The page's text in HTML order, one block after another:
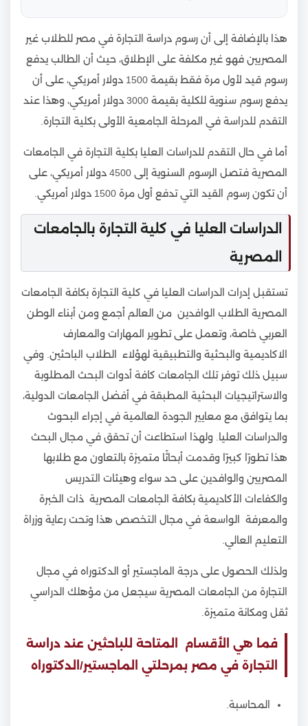
هذا بالإضافة إلى أن رسوم دراسة التجارة في مصر للطلاب غير
المصريين فهو غير مكلفة على الإطلاق، حيث أن الطالب يدفع
رسوم قيد لأول مرة فقط بقيمة 1500 دولار أمريكي، على أن
يدفع رسوم سنوية للكلية بقيمة 3000 دولار أمريكي، وهذا عند
التقدم للدراسة في المرحلة الجامعية الأولى بكلية التجارة.
أما في حال التقدم للدراسات العليا بكلية التجارة في الجامعات
المصرية فتصل الرسوم السنوية إلى 4500 دولار أمريكي، على
أن تكون رسوم القيد التي تدفع أول مرة 1500 دولار أمريكي.
الدراسات العليا في كلية التجارة بالجامعات
المصرية
تستقبل إدرات الدراسات العليا في كلية التجارة بكافة الجامعات
المصرية الطلاب الوافدين من العالم أجمع ومن أبناء الوطن
العربي خاصة، وتعمل على تطوير المهارات والمعارف
الاكاديمية والبحثية والتطبيقية لهؤلاء الطلاب الباحثين. وفي
سبيل ذلك توفر تلك الجامعات كافة أدوات البحث المطلوبة
والاستراتيجيات البحثية المطبقة في أفضل الجامعات الدولية،
بما يتوافق مع معايير الجودة العالمية في إجراء البحوث
والدراسات العليا. ولهذا استطاعت أن تحقق في مجال البحث
هذا تطورًا كبيرًا وقدمت أبحاثًا متميزة بالتعاون مع طلابها
المصريين والوافدين على حد سواء وهيئات التدريس
والكفاءات الأكاديمية بكافة الجامعات المصرية ذات الخبرة
والمعرفة الواسعة في مجال التخصص هذا وتحت رعاية وزراة
التعليم العالي.
ولذلك الحصول على درجة الماجستير أو الدكتوراه في مجال
التجارة من الجامعات المصرية سيجعل من مؤهلك الدراسي
ثقل ومكانة متميزة.
فما هي الأقسام المتاحة للباحثين عند دراسة
التجارة في مصر بمرحلتي الماجستير/الدكتوراه
المحاسبة.